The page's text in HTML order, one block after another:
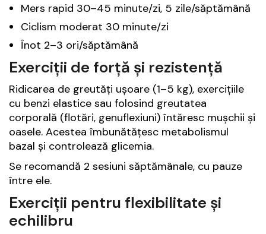
Mers rapid 30–45 minute/zi, 5 zile/săptămână
Ciclism moderat 30 minute/zi
Înot 2–3 ori/săptămână
Exerciții de forță și rezistență
Ridicarea de greutăți ușoare (1–5 kg), exercițiile
cu benzi elastice sau folosind greutatea
corporală (flotări, genuflexiuni) întăresc mușchii și
oasele. Acestea îmbunătățesc metabolismul
bazal și controlează glicemia.
Se recomandă 2 sesiuni săptămânale, cu pauze
între ele.
Exerciții pentru flexibilitate și
echilibru